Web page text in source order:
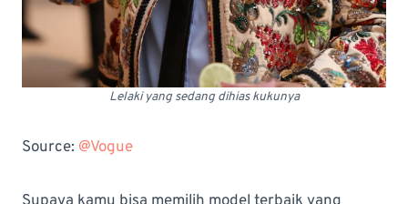
Lelaki yang sedang dihias kukunya
Source: @Vogue